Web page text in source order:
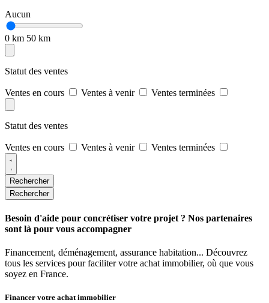
Aucun
0 km 50 km
Statut des ventes
Ventes en cours Ventes à venir Ventes terminées
Statut des ventes
Ventes en cours Ventes à venir Ventes terminées
Rechercher
Rechercher
Besoin d'aide pour concrétiser votre projet ? Nos partenaires
sont là pour vous accompagner
Financement, déménagement, assurance habitation... Découvrez
tous les services pour faciliter votre achat immobilier, où que vous
soyez en France.
Financer votre achat immobilier